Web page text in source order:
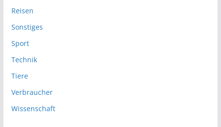
Reisen
Sonstiges
Sport
Technik
Tiere
Verbraucher
Wissenschaft